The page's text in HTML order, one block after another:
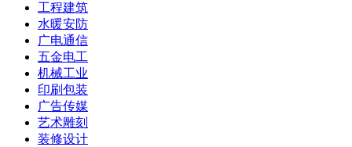
工程建筑
水暖安防
广电通信
五金电工
机械工业
印刷包装
广告传媒
艺术雕刻
装修设计